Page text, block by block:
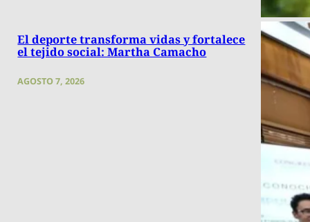
El deporte transforma vidas y fortalece
el tejido social: Martha Camacho
AGOSTO 7, 2026